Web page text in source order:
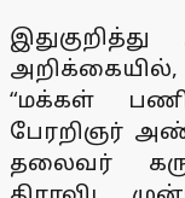
அறிக்கையில்,
“மக்கள்
பேரறிஞர்
தலைவர்